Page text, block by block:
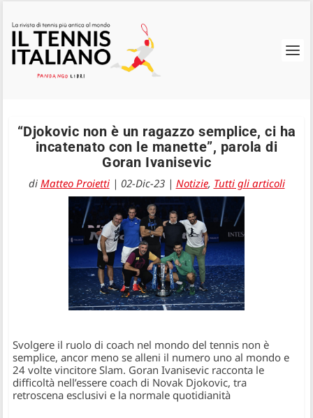
“Djokovic non è un ragazzo semplice, ci ha
incatenato con le manette”, parola di
Goran Ivanisevic
di Matteo Proietti| 02-Dic-23| Notizie, Tutti gli articoli
Svolgere il ruolo di coach nel mondo del tennis non è
semplice, ancor meno se alleni il numero uno al mondo e
24 volte vincitore Slam. Goran Ivanisevic racconta le
difficoltà nell’essere coach di Novak Djokovic, tra
retroscena esclusivi e la normale quotidianità